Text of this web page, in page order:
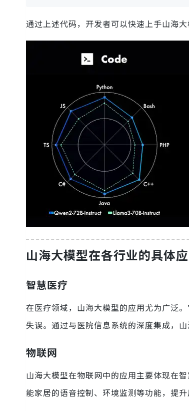
通过上述代码，开发者可以快速上手山海
山海大模型在各行业的具体
智慧医疗
在医疗领域，山海大模型的应用尤为广泛
失误。通过与医院信息系统的深度集成，
物联网
山海大模型在物联网中的应用主要体现在
能家居的语音控制、环境监测等功能，提升